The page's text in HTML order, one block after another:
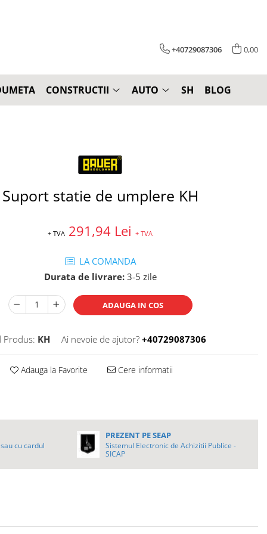
+40729087306 0,00
CONSTRUCTII AUTO SH BLOG
Suport statie de umplere KH
+ TVA 291,94 Lei + TVA
LA COMANDA
Durata de livrare:3-5 zile
ADAUGA IN COS
Produs: KH Ai nevoie de ajutor? +40729087306
Adauga la Favorite Cere informatii
cu cardul
PREZENT PE SEAP
Sistemul Electronic de Achizitii Publice -
SICAP